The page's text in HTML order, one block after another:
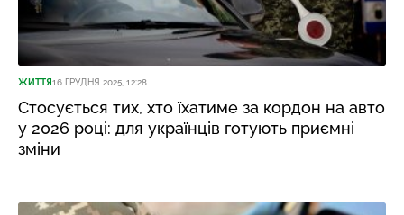
ЖИТТЯ16 ГРУДНЯ 2025, 12:28
Стосується тих, хто їхатиме за кордон на авто
у 2026 році: для українців готують приємні
зміни